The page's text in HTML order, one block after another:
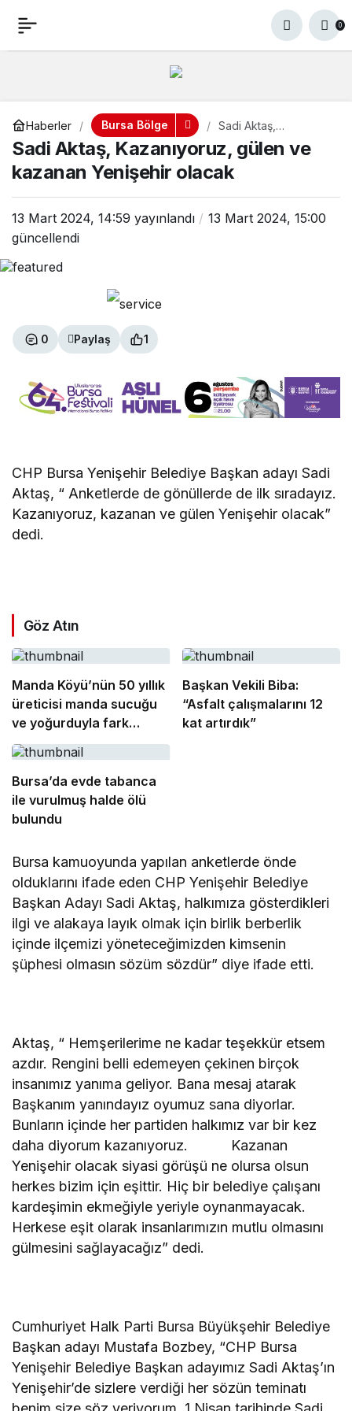
0
Haberler Bursa Bölge
Sadi Aktaş,
Kazanıyoruz, gülen
ve kazanan Yenişehir
olacak
Sadi Aktaş, Kazanıyoruz, gülen ve
kazanan Yenişehir olacak
13 Mart 2024, 14:59 yayınlandı
13 Mart 2024, 15:00
güncellendi
0 Paylaş 1
CHP Bursa Yenişehir Belediye Başkan adayı Sadi
Aktaş, “ Anketlerde de gönüllerde de ilk sıradayız.
Kazanıyoruz, kazanan ve gülen Yenişehir olacak”
dedi.
Göz Atın
Manda Köyü’nün 50 yıllık
üreticisi manda sucuğu
ve yoğurduyla fark
oluşturdu
Başkan Vekili Biba:
“Asfalt çalışmalarını 12
kat artırdık”
Bursa’da evde tabanca
ile vurulmuş halde ölü
bulundu
Bursa kamuoyunda yapılan anketlerde önde
olduklarını ifade eden CHP Yenişehir Belediye
Başkan Adayı Sadi Aktaş, halkımıza gösterdikleri
ilgi ve alakaya layık olmak için birlik berberlik
içinde ilçemizi yöneteceğimizden kimsenin
şüphesi olmasın sözüm sözdür” diye ifade etti.
Aktaş, “ Hemşerilerime ne kadar teşekkür etsem
azdır. Rengini belli edemeyen çekinen birçok
insanımız yanıma geliyor. Bana mesaj atarak
Başkanım yanındayız oyumuz sana diyorlar.
Bunların içinde her partiden halkımız var bir kez
daha diyorum kazanıyoruz. Kazanan
Yenişehir olacak siyasi görüşü ne olursa olsun
herkes bizim için eşittir. Hiç bir belediye çalışanı
kardeşimin ekmeğiyle yeriyle oynanmayacak.
Herkese eşit olarak insanlarımızın mutlu olmasını
gülmesini sağlayacağız” dedi.
Cumhuriyet Halk Parti Bursa Büyükşehir Belediye
Başkan adayı Mustafa Bozbey, “CHP Bursa
Yenişehir Belediye Başkan adayımız Sadi Aktaş’ın
Yenişehir’de sizlere verdiği her sözün teminatı
Sadi Aktaş, Kazanıyoruz, 0 Paylaş